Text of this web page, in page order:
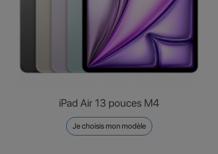
iPad Air 13 pouces M4
Je choisis mon modèle